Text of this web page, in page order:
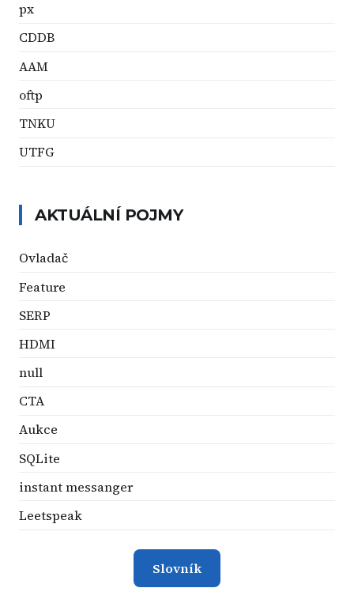
px
CDDB
AAM
oftp
TNKU
UTFG
AKTUÁLNÍ POJMY
Ovladač
Feature
SERP
HDMI
null
CTA
Aukce
SQLite
instant messanger
Leetspeak
Slovník